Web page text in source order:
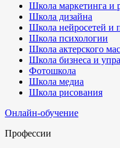
Школа маркетинга и
Школа дизайна
Школа нейросетей и
Школа психологии
Школа актерского
Школа бизнеса и
Фотошкола
Школа медиа
Школа рисования
Онлайн-обучение
Профессии